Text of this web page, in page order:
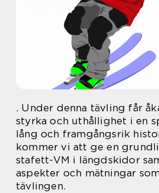
. Under denna tävling får
styrka och uthållighet i en
lång och framgångsrik
kommer vi att ge en
stafett-VM i längdskidor
aspekter och mätningar
tävlingen.